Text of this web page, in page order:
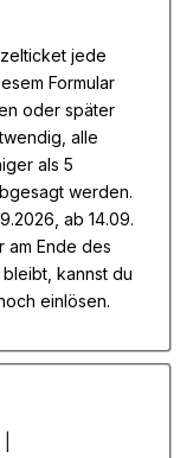
jede
Formular
oder später
alle
als 5
werden.
ab 14.09.
am Ende des
kannst du
einlösen.